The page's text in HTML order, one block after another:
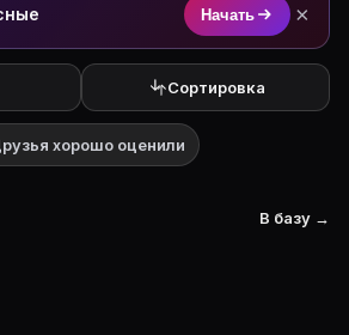
Начать ×
Сортировка
хорошо оценили
В базу →